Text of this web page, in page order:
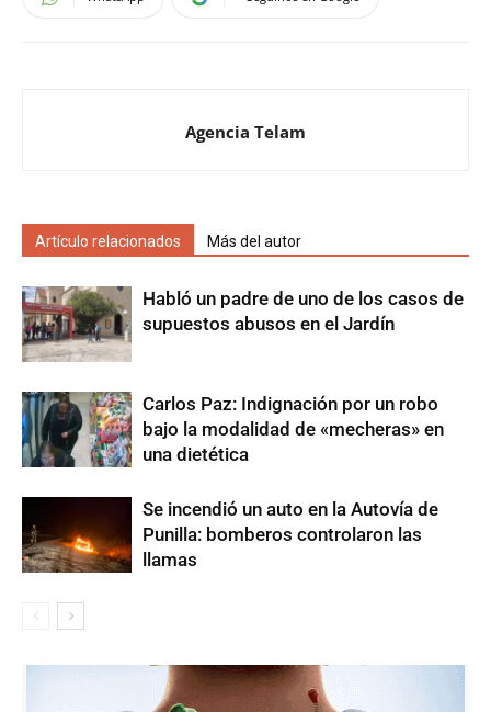
Agencia Telam
Artículo relacionados Más del autor
Habló un padre de uno de los casos de
supuestos abusos en el Jardín
Carlos Paz: Indignación por un robo
bajo la modalidad de «mecheras» en
una dietética
Se incendió un auto en la Autovía de
Punilla: bomberos controlaron las
llamas